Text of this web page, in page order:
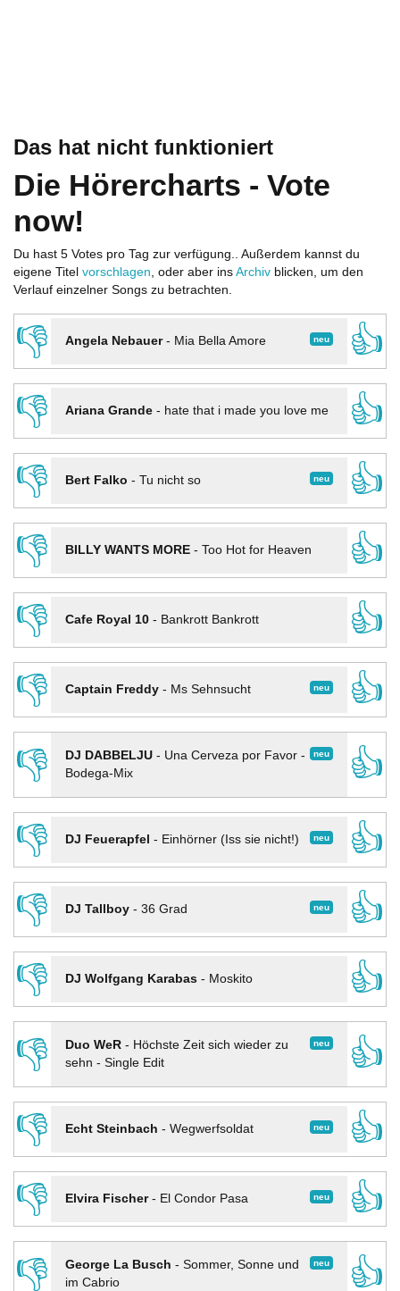
Das hat nicht funktioniert
Die Hörercharts - Vote
now!
Du hast 5 Votes pro Tag zur verfügung.. Außerdem kannst du
eigene Titel vorschlagen, oder aber ins Archiv blicken, um den
Verlauf einzelner Songs zu betrachten.
👎 neu
Angela Nebauer- Mia Bella Amore
👍
👎
Ariana Grande- hate that i made you love me
👍
👎
neu
Bert Falko - Tu nicht so
👍
👎
BILLY WANTS MORE- Too Hot for Heaven
👍
👎
Cafe Royal 10- Bankrott Bankrott
👍
👎
neu
Captain Freddy- Ms Sehnsucht
👍
👎
neu
DJ DABBELJU- Una Cerveza por Favor -
Bodega-Mix
👍
👎
neu
DJ Feuerapfel - Einhörner (Iss sie nicht!)
👍
👎
neu
DJ Tallboy- 36 Grad
👍
👎
DJ Wolfgang Karabas- Moskito
👍
👎
neu
Duo WeR- Höchste Zeit sich wieder zu
sehn - Single Edit
👍
👎
neu
Echt Steinbach - Wegwerfsoldat
👍
👎
neu
Elvira Fischer- El Condor Pasa
👍
👎
neu
George La Busch - Sommer, Sonne und
im Cabrio
👍